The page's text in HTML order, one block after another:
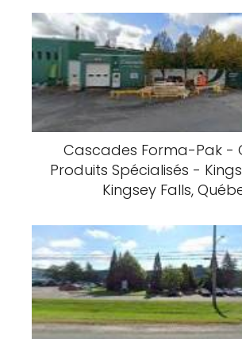
Cascades Forma-Pak -
Produits Spécialisés -
Kingsey Falls,